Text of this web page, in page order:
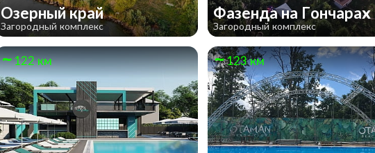
Озерный край
Загородный комплекс
Фазенда на Гончарах
Загородный комплекс
122 км 123 км